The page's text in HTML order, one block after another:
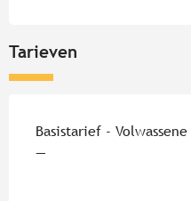
Tarieven
Tarieven 2026
Basistarief -
—